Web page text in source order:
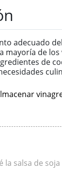
adecuado
mayoría de
de
la salsa de